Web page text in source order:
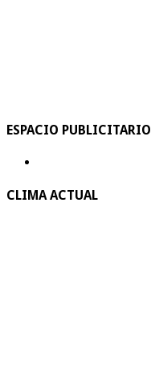
ESPACIO PUBLICITARIO
CLIMA ACTUAL